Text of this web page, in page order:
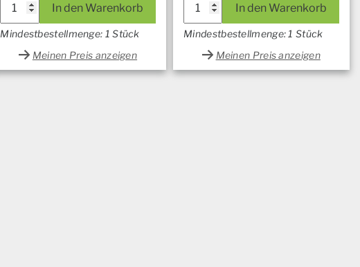
In den Warenkorb
Mindestbestellmenge: 1 Stück
Meinen Preis anzeigen
In den Warenkorb
Mindestbestellmenge: 1 Stück
Meinen Preis anzeigen